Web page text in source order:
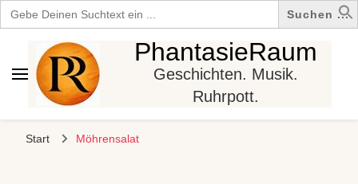
Search
for:
PhantasieRaum
Geschichten. Musik.
Ruhrpott.
Start Möhrensalat